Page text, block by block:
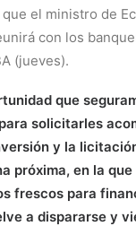
el ministro de
con los
(jueves).
que
solicitarles
y la
próxima, en la
frescos para
a dispararse y